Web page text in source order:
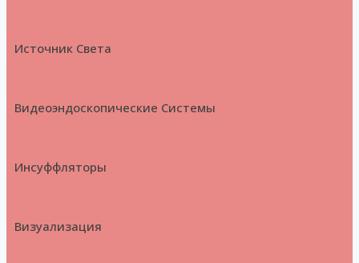
Источник Света
Видеоэндоскопические Системы
Инсуффляторы
Визуализация